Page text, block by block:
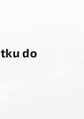
do